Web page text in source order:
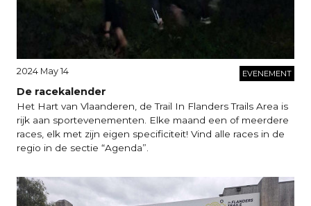
2024 May 14 EVENEMENT
De racekalender
Het Hart van Vlaanderen, de Trail In Flanders Trails Area is
rijk aan sportevenementen. Elke maand een of meerdere
races, elk met zijn eigen specificiteit! Vind alle races in de
regio in de sectie “Agenda”.